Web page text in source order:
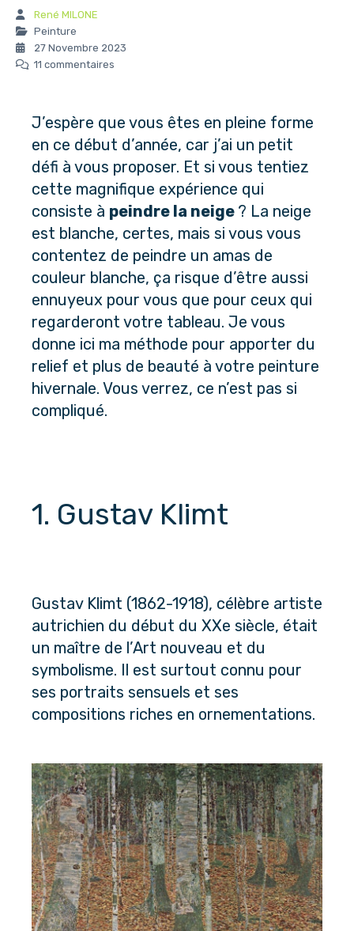
René MILONE
Peinture
27 Novembre 2023
11 commentaires
J’espère que vous êtes en pleine forme
en ce début d’année, car j’ai un petit
défi à vous proposer. Et si vous tentiez
cette magnifique expérience qui
consiste à peindre la neige ? La neige
est blanche, certes, mais si vous vous
contentez de peindre un amas de
couleur blanche, ça risque d’être aussi
ennuyeux pour vous que pour ceux qui
regarderont votre tableau. Je vous
donne ici ma méthode pour apporter du
relief et plus de beauté à votre peinture
hivernale. Vous verrez, ce n’est pas si
compliqué.
1. Gustav Klimt
Gustav Klimt (1862-1918), célèbre artiste
autrichien du début du XXe siècle, était
un maître de l’Art nouveau et du
symbolisme. Il est surtout connu pour
ses portraits sensuels et ses
compositions riches en ornementations.